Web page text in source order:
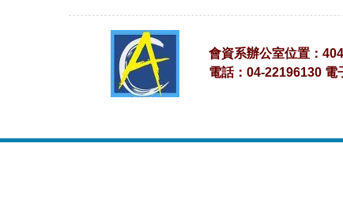
會資系辦公室位置：
電話：04-22196130 電